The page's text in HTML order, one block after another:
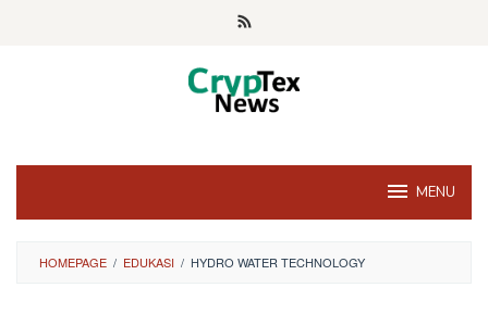
MENU
HOMEPAGE / EDUKASI / HYDRO WATER TECHNOLOGY